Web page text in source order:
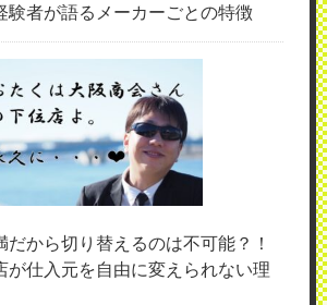
験者が語るメーカーごとの特徴
だから切り替えるのは不可能？！
が仕入元を自由に変えられない理